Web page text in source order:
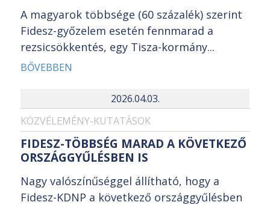
A magyarok többsége (60 százalék) szerint
Fidesz-győzelem esetén fennmarad a
rezsicsökkentés, egy Tisza-kormány...
BŐVEBBEN
2026.04.03.
KÖZVÉLEMÉNY-KUTATÁSOK
FIDESZ-TÖBBSÉG MARAD A KÖVETKEZŐ
ORSZÁGGYŰLÉSBEN IS
Nagy valószínűséggel állítható, hogy a
Fidesz-KDNP a következő országgyűlésben